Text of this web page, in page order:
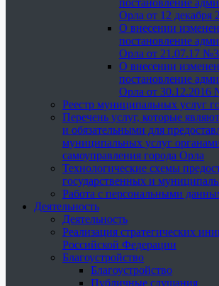
постановление
Орла от 12 декабря
О внесении
постановление
Орла от 21.07.17
О внесении
постановление
Орла от 30.12.2016
Реестр муниципальных услуг
Перечень услуг, которые
и обязательными для
муниципальных услуг
самоуправления города Орла
Технологические схемы
государственных и
Работа с персональными
Деятельность
Деятельность
Реализация стратегических
Российской Федерации
Благоустройство
Благоустройство
Публичные слушания